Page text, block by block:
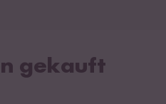
gekauft